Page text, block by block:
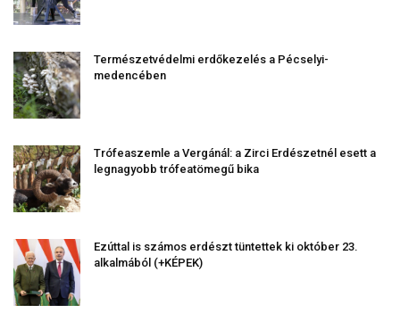
Természetvédelmi erdőkezelés a Pécselyi-
medencében
Trófeaszemle a Vergánál: a Zirci Erdészetnél esett a
legnagyobb trófeatömegű bika
Ezúttal is számos erdészt tüntettek ki október 23.
alkalmából (+KÉPEK)